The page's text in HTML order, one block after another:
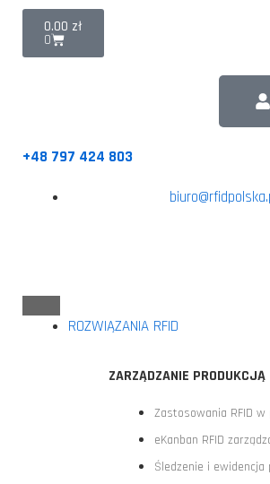
+48 797 424 803
0.00 zł
0
ROZWIĄZANIA RFID
ZARZĄDZANIE PRODUKCJĄ
Zastosowania RFID w
eKanban RFID
Śledzenie i ewidencja